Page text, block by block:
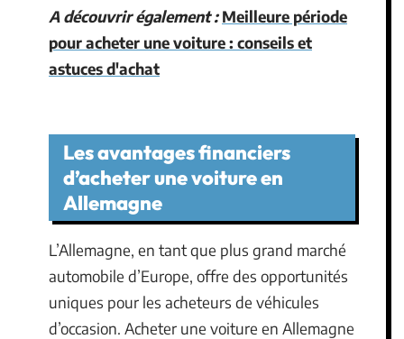
A découvrir également : Meilleure période
pour acheter une voiture : conseils et
astuces d'achat
Les avantages financiers
d’acheter une voiture en
Allemagne
L’Allemagne, en tant que plus grand marché
automobile d’Europe, offre des opportunités
uniques pour les acheteurs de véhicules
d’occasion. Acheter une voiture en Allemagne